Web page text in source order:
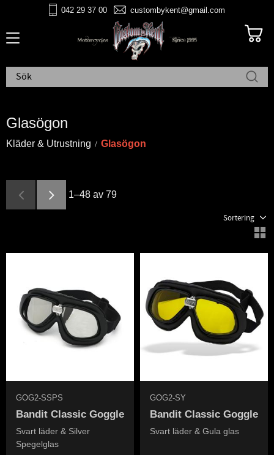
042 29 37 00 custombykent@gmail.com
Glasögon
Kläder & Utrustning Glasögon
1–48 av 79
Välj sortering
Bandit Classic Goggle
Svart läder & Silver
Spegelglas
GOG2-SSPS
Bandit Classic Goggle
Svart läder & Gula glas
GOG2-SY